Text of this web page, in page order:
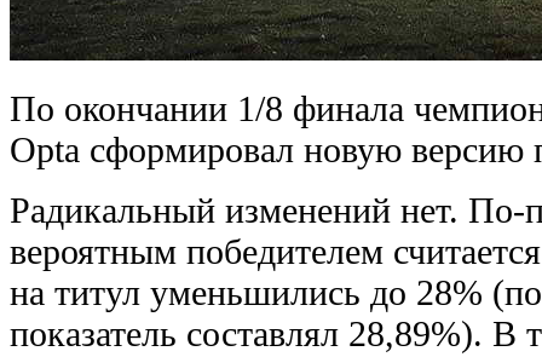
По окончании 1/8 финала
Opta сформировал новую версию
Радикальный изменений нет. По-
вероятным победителем
на титул уменьшились до 28%
показатель составлял 28,89%). В